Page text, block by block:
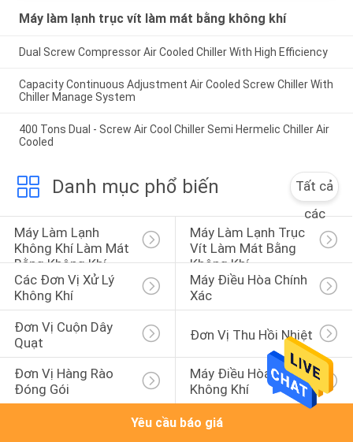
Máy làm lạnh trục vít làm mát bằng không khí
Dual Screw Compressor Air Cooled Chiller With High Efficiency
Capacity Continuous Adjustment Air Cooled Screw Chiller With
Chiller Manage System
400 Tons Dual - Screw Air Cool Chiller Semi Hermelic Chiller Air
Cooled
Danh mục phổ biến
Tất cả
các
Máy Làm Lạnh
Không Khí Làm Mát
Bằng Không Khí
Máy Làm Lạnh Trục
Vít Làm Mát Bằng
Không Khí
Các Đơn Vị Xử Lý
Không Khí
Máy Điều Hòa Chính
Xác
Đơn Vị Cuộn Dây
Quạt
Đơn Vị Thu Hồi Nhiệt
Đơn Vị Hàng Rào
Đóng Gói
Máy Điều Hòa
Không Khí
Yêu cầu báo giá